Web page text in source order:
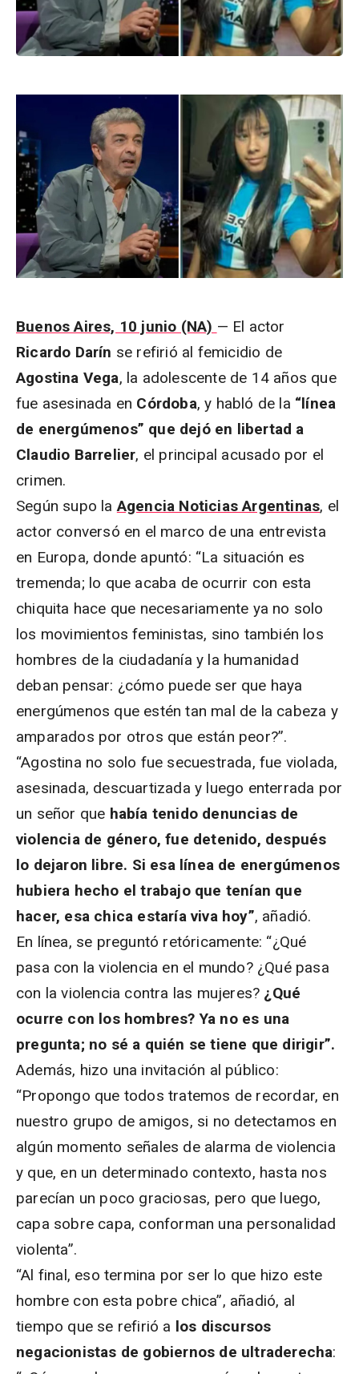
Buenos Aires, 10 junio (NA) — El actor
Ricardo Darín se refirió al femicidio de
Agostina Vega, la adolescente de 14 años que
fue asesinada en Córdoba, y habló de la “línea
de energúmenos” que dejó en libertad a
Claudio Barrelier, el principal acusado por el
crimen.
Según supo laAgencia Noticias Argentinas, el
actor conversó en el marco de una entrevista
en Europa, donde apuntó: “La situación es
tremenda; lo que acaba de ocurrir con esta
chiquita hace que necesariamente ya no solo
los movimientos feministas, sino también los
hombres de la ciudadanía y la humanidad
deban pensar: ¿cómo puede ser que haya
energúmenos que estén tan mal de la cabeza y
amparados por otros que están peor?”.
“Agostina no solo fue secuestrada, fue violada,
asesinada, descuartizada y luego enterrada por
un señor que había tenido denuncias de
violencia de género, fue detenido, después
lo dejaron libre. Si esa línea de energúmenos
hubiera hecho el trabajo que tenían que
hacer, esa chica estaría viva hoy”, añadió.
En línea, se preguntó retóricamente: “¿Qué
pasa con la violencia en el mundo? ¿Qué pasa
con la violencia contra las mujeres? ¿Qué
ocurre con los hombres? Ya no es una
pregunta; no sé a quién se tiene que dirigir”.
Además, hizo una invitación al público:
“Propongo que todos tratemos de recordar, en
nuestro grupo de amigos, si no detectamos en
algún momento señales de alarma de violencia
y que, en un determinado contexto, hasta nos
parecían un poco graciosas, pero que luego,
capa sobre capa, conforman una personalidad
violenta”.
“Al final, eso termina por ser lo que hizo este
hombre con esta pobre chica”, añadió, al
tiempo que se refirió a los discursos
negacionistas de gobiernos de ultraderecha: